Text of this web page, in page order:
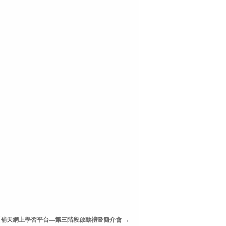
補天網上學習平台—第三階段啟動禮暨簡介會 →